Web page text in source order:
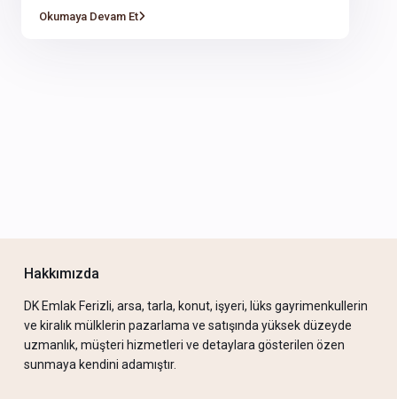
Okumaya Devam Et
Hakkımızda
DK Emlak Ferizli, arsa, tarla, konut, işyeri, lüks gayrimenkullerin
ve kiralık mülklerin pazarlama ve satışında yüksek düzeyde
uzmanlık, müşteri hizmetleri ve detaylara gösterilen özen
sunmaya kendini adamıştır.